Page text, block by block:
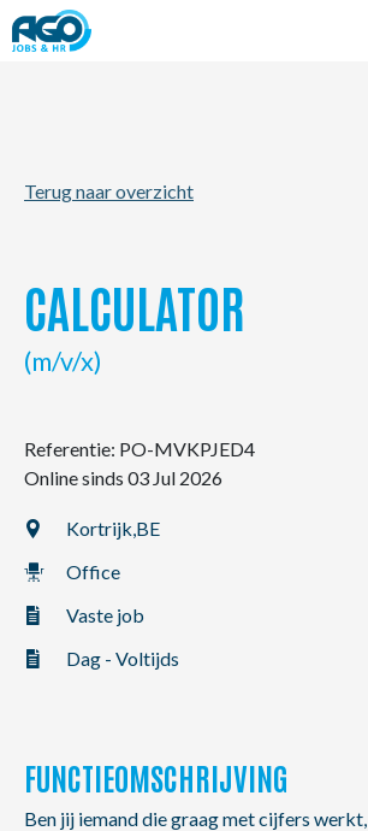
Contact
NL FR EN
Terug naar overzicht
CALCULATOR
(m/v/x)
Referentie: PO-MVKPJED4
Online sinds 03 Jul 2026
Kortrijk,BE
Office
Vaste job
Dag - Voltijds
FUNCTIEOMSCHRIJVING
Ben jij iemand die graag met cijfers werkt,